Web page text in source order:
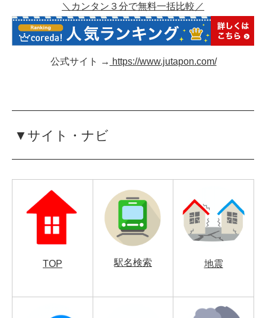
＼カンタン３分で無料一括比較／
公式サイト → https://www.jutapon.com/
▼サイト・ナビ
TOP 駅名検索 地震